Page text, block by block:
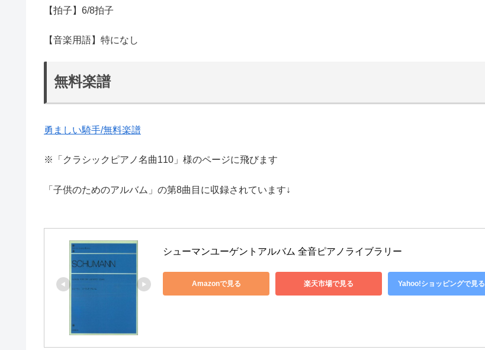
【拍子】6/8拍子
【音楽用語】特になし
無料楽譜
勇ましい騎手/無料楽譜
※「クラシックピアノ名曲110」様のページに飛びます
「子供のためのアルバム」の第8曲目に収録されています↓
シューマンユーゲントアルバム 全音ピアノライブラリー
Amazonで見る 楽天市場で見る Yahoo!ショッピングで見る